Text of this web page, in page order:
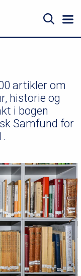
Søg
artikler om
historie og
i bogen
Samfund for